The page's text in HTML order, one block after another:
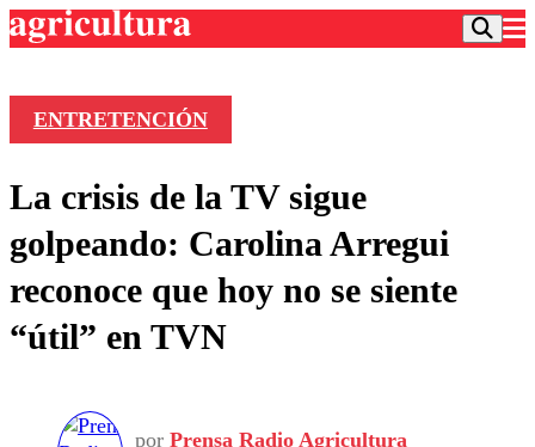
Frecuencias
Agricultura TV
Deportes
Colo Colo
Motor
Torneo Internacional
Entretención
Noticias
Vida Social
Programas
ENTRETENCIÓN
La crisis de la TV sigue
golpeando: Carolina Arregui
reconoce que hoy no se siente
“útil” en TVN
por Prensa Radio Agricultura